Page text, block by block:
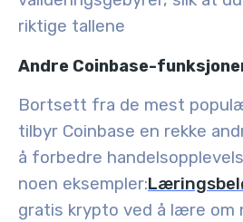
riktige tallene
Andre Coinbase-
Bortsett fra de mest
tilbyr Coinbase en rekke
å forbedre
noen eksempler:
gratis krypto ved å lære om